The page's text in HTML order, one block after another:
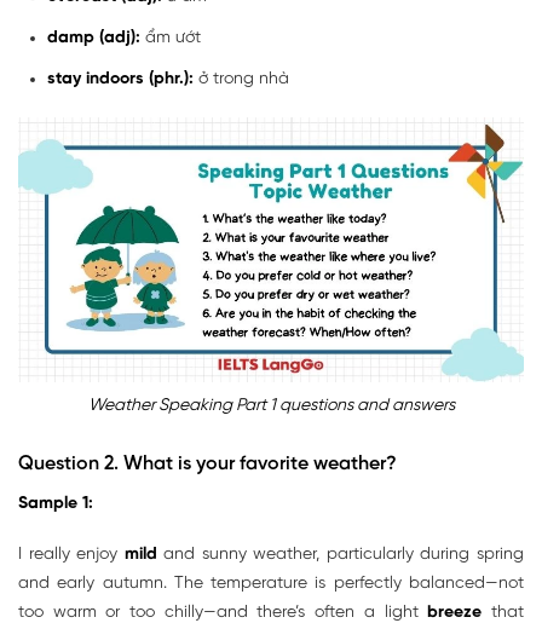
damp (adj): ẩm ướt
stay indoors (phr.): ở trong nhà
Weather Speaking Part 1 questions and answers
Question 2. What is your favorite weather?
Sample 1:
I really enjoy mild and sunny weather, particularly during spring
and early autumn. The temperature is perfectly balanced—not
too warm or too chilly—and there’s often a light breeze that